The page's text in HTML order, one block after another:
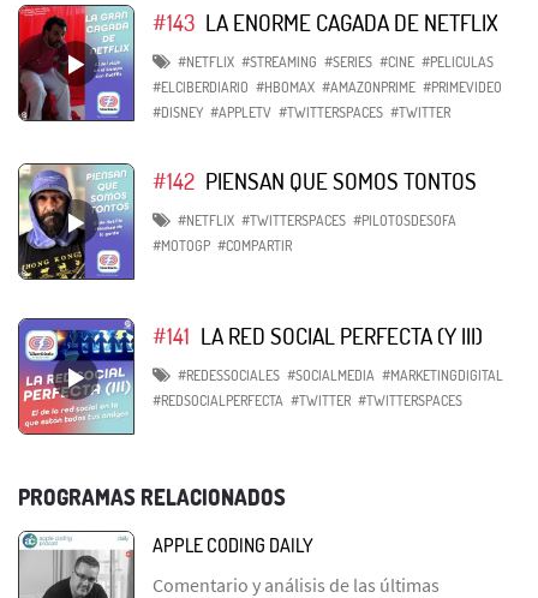
#143 LA ENORME CAGADA DE NETFLIX
#NETFLIX #STREAMING #SERIES #CINE #PELICULAS
#ELCIBERDIARIO #HBOMAX #AMAZONPRIME #PRIMEVIDEO
#DISNEY #APPLETV #TWITTERSPACES #TWITTER
#142 PIENSAN QUE SOMOS TONTOS
#NETFLIX #TWITTERSPACES #PILOTOSDESOFA
#MOTOGP #COMPARTIR
#141 LA RED SOCIAL PERFECTA (Y III)
#REDESSOCIALES #SOCIALMEDIA #MARKETINGDIGITAL
#REDSOCIALPERFECTA #TWITTER #TWITTERSPACES
PROGRAMAS RELACIONADOS
APPLE CODING DAILY
Comentario y análisis de las últimas